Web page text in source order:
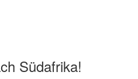
Südafrika!